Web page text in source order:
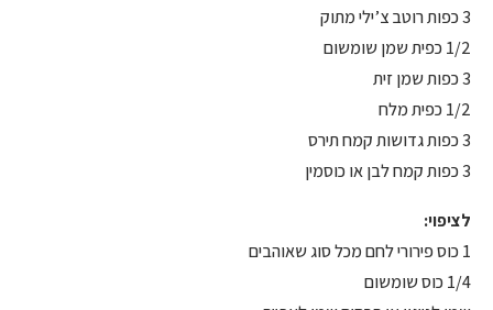
3 כפות רוטב צ’ילי מתוק
1/2 כפית שמן שומשום
3 כפות שמן זית
1/2 כפית מלח
3 כפות גדושות קמח תירס
3 כפות קמח לבן או כוסמין
לציפוי:
1 כוס פירורי לחם מכל סוג שאוהבים
1/4 כוס שומשום